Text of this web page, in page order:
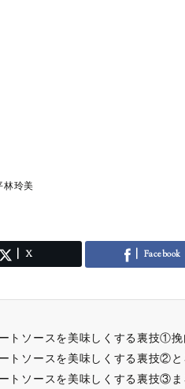
林玲美
X Facebook
トソースを美味しくする裏技①
トソースを美味しくする裏技②
トソースを美味しくする裏技③